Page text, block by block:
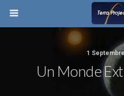
1
Un Monde